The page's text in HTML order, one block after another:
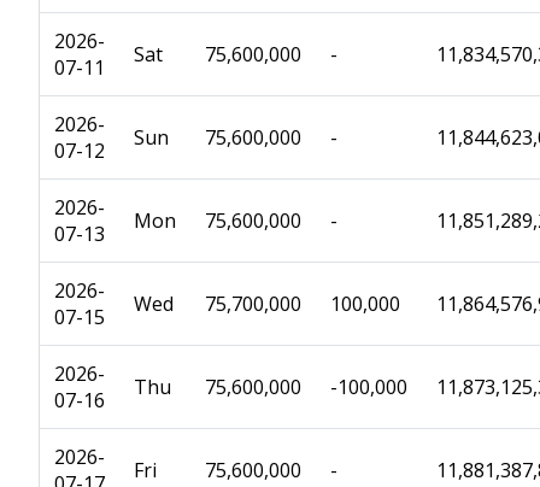
2026-
07-11
Sat 75,600,000 -
2026-
07-12
Sun 75,600,000 -
2026-
07-13
Mon 75,600,000 -
2026-
07-15
Wed 75,700,000 100,000
2026-
07-16
Thu 75,600,000 -100,000
2026-
Fri 75,600,000 -